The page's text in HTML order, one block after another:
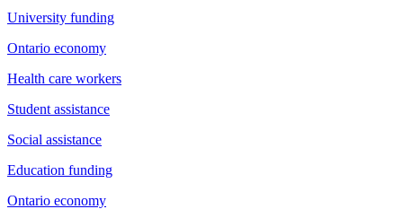
University funding
Ontario economy
Health care workers
Student assistance
Social assistance
Education funding
Ontario economy